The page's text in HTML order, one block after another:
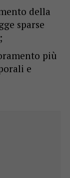
della
sparse
più
e